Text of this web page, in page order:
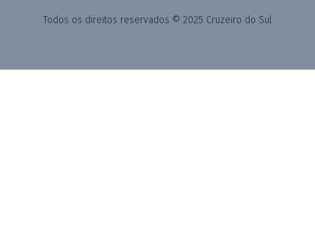
Todos os direitos reservados © 2025 Cruzeiro do Sul